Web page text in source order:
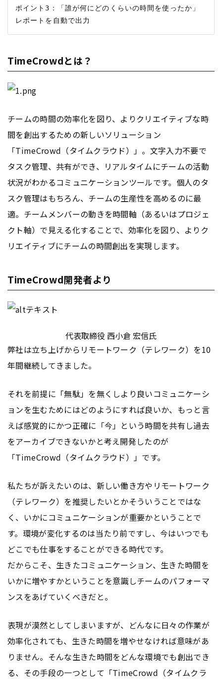
ポイント3：「誰が何にどのくらいの時間を使ったか」
TimeCrowdとは？
チームの時間の効率化を図り、よりクリエイティブな時
間を創出するための新しいソリューション
「TimeCrowd（タイムクラウド）」。文字入力不要で
タスク管理、共有ができ、リアルタイムにチームの活動
状況がわかるコミュニケーションツールです。個人のタ
スク管理はもちろん、チームの生産性を高めるのに最
適。チームメンバーの動きを時間軸（あるいはプロジェ
クト軸）で見える化することで、効率化を図り、よりク
リエイティブにチームの時間創出を実現します。
TimeCrowd開発者より
代表取締役 西小倉 宏信氏
弊社は立ち上げからリモートワーク（テレワーク）を10
年間継続してきました。
それを前提に「無駄」を無くしより良いコミュニケーシ
ョンを生むためにはどのようにすれば良いか、もっと言
えば感覚的にかつ正確に「今」という時間を共有し過去
をアーカイブできないかと考え開発したのが
「TimeCrowd（タイムクラウド）」です。
私たちが訴えたいのは、新しい働き方やリモートワーク
（テレワーク）を推奨したいとかそういうことではな
く、いかにコミュニケーションが重要かということで
す。環境が変化するのは当たり前ですし、今はいつでも
どこでも仕事をすることができる時代です。
だからこそ、生きたコミュニケーション、生きた時間を
いかに増やすかということを意識しチームのパフォーマ
ンスをあげていくべきだと。
表現が漠然としてしまいますが、どんなに日々の作業が
効率化されても、生きた時間を増やせなければ意味があ
りません。そんな生きた時間をどんな環境でも創出でき
る、その手段の一つとして「TimeCrowd（タイムクラ